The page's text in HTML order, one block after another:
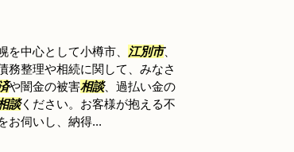
中心として小樽市、 江別市、
務整理や相続に関して、みなさ
や闇金の被害相談、過払い金の
談ください。お客様が抱える不
お伺いし、納得...